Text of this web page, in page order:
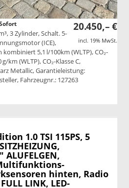
20.450,– €
incl. 19% MwSt.
3 Zylinder, Schalt. 5-
(ICE),
5,1 l/100km (WLTP), CO₂-
km (WLTP), CO₂-Klasse C,
Metallic, Garantieleistung:
Fahrzeugnr.: 127263
drucken
1.0 TSI 115PS, 5
ALUFELGEN,
hinten, Radio
LINK, LED-